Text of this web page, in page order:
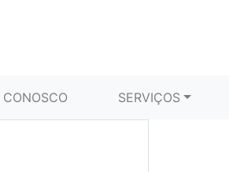
CONOSCO SERVIÇOS